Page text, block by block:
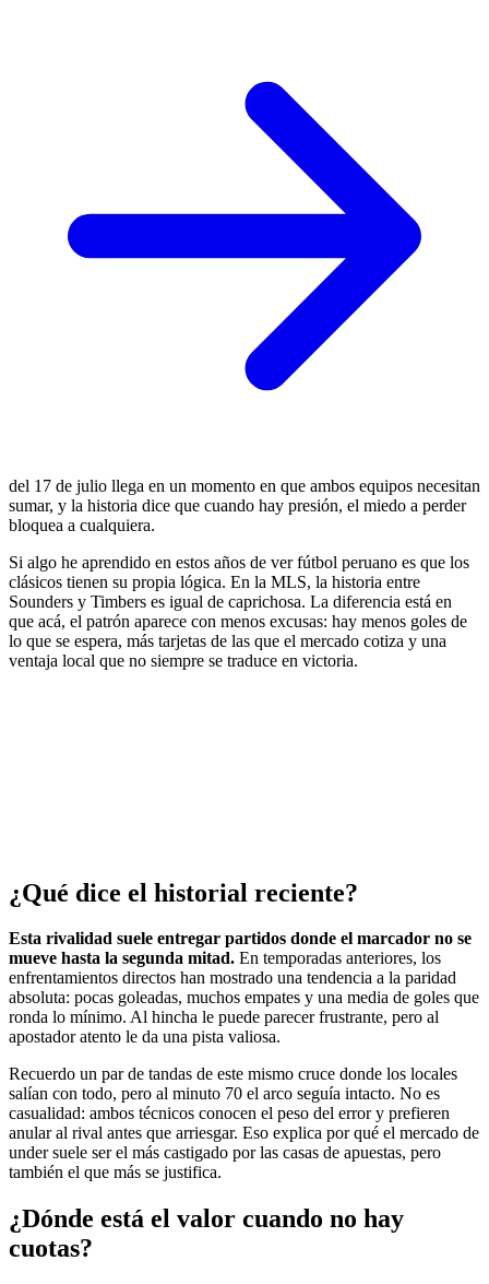
del 17 de julio llega en un momento en que ambos equipos necesitan
sumar, y la historia dice que cuando hay presión, el miedo a perder
bloquea a cualquiera.
Si algo he aprendido en estos años de ver fútbol peruano es que los
clásicos tienen su propia lógica. En la MLS, la historia entre
Sounders y Timbers es igual de caprichosa. La diferencia está en
que acá, el patrón aparece con menos excusas: hay menos goles de
lo que se espera, más tarjetas de las que el mercado cotiza y una
ventaja local que no siempre se traduce en victoria.
¿Qué dice el historial reciente?
Esta rivalidad suele entregar partidos donde el marcador no se
mueve hasta la segunda mitad. En temporadas anteriores, los
enfrentamientos directos han mostrado una tendencia a la paridad
absoluta: pocas goleadas, muchos empates y una media de goles que
ronda lo mínimo. Al hincha le puede parecer frustrante, pero al
apostador atento le da una pista valiosa.
Recuerdo un par de tandas de este mismo cruce donde los locales
salían con todo, pero al minuto 70 el arco seguía intacto. No es
casualidad: ambos técnicos conocen el peso del error y prefieren
anular al rival antes que arriesgar. Eso explica por qué el mercado de
under suele ser el más castigado por las casas de apuestas, pero
también el que más se justifica.
¿Dónde está el valor cuando no hay
cuotas?